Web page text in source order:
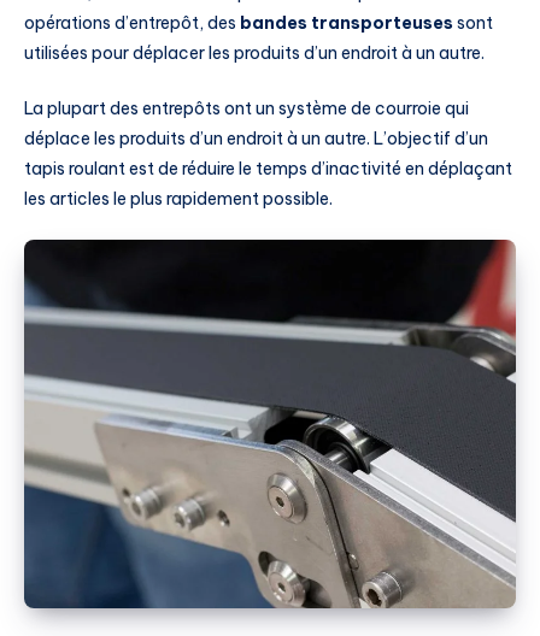
opérations d’entrepôt, des bandes transporteuses sont
utilisées pour déplacer les produits d’un endroit à un autre.
La plupart des entrepôts ont un système de courroie qui
déplace les produits d’un endroit à un autre. L’objectif d’un
tapis roulant est de réduire le temps d’inactivité en déplaçant
les articles le plus rapidement possible.